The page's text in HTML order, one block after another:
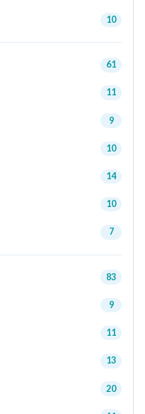
10
61
11
9
10
14
10
7
83
9
11
13
20